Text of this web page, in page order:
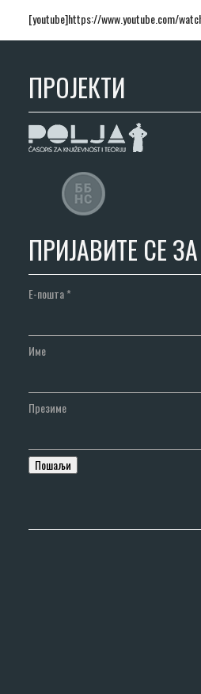
[youtube]https://www.youtube.com/
ПРОЈЕКТИ
ПРИЈАВИТЕ СЕ ЗА
Е-пошта*
Име
Презиме